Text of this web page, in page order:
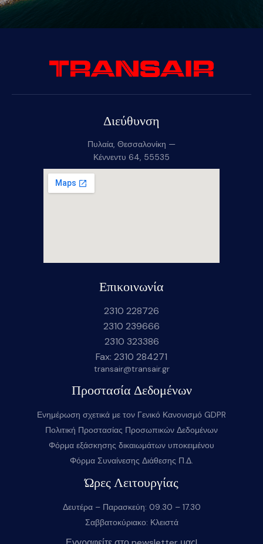
Διεύθυνση
Πυλαία, Θεσσαλονίκη —
Κέννεντυ 64, 55535
Επικοινωνία
2310 228726
2310 239666
2310 323386
Fax: 2310 284271
transair@transair.gr
Προστασία Δεδομένων
Ενημέρωση σχετικά με τον Γενικό Κανονισμό GDPR
Πολιτική Προστασίας Προσωπικών Δεδομένων
Φόρμα εξάσκησης δικαιωμάτων υποκειμένου
Φόρμα Συναίνεσης Διάθεσης Π.Δ.
Ώρες Λειτουργίας
Δευτέρα – Παρασκεύη: 09.30 – 17.30
Σαββατοκύριακο: Κλειστά